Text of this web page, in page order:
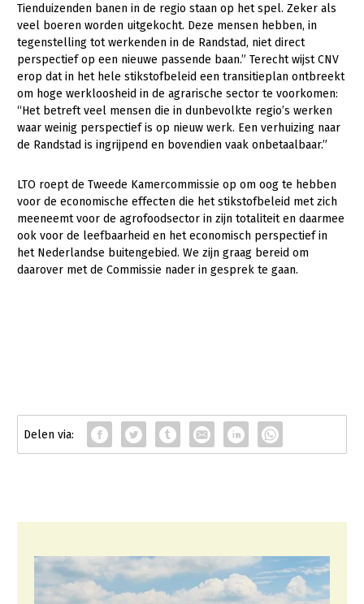
Schapenhouderij
Varkenshouderij
Vleesveehouderij
Plant
Akkerbouw
Bollenteelt
Bomen, vaste planten en zomerbloemen
Fruitteelt
Vrouw en Bedrijf
Nieuws
LTO Nederland
Mensen
Tienduizenden banen in de regio staan op het spel. Zeker als
veel boeren worden uitgekocht. Deze mensen hebben, in
tegenstelling tot werkenden in de Randstad, niet direct
perspectief op een nieuwe passende baan.” Terecht wijst CNV
erop dat in het hele stikstofbeleid een transitieplan ontbreekt
om hoge werkloosheid in de agrarische sector te voorkomen:
“Het betreft veel mensen die in dunbevolkte regio’s werken
waar weinig perspectief is op nieuw werk. Een verhuizing naar
de Randstad is ingrijpend en bovendien vaak onbetaalbaar.”
LTO roept de Tweede Kamercommissie op om oog te hebben
voor de economische effecten die het stikstofbeleid met zich
meeneemt voor de agrofoodsector in zijn totaliteit en daarmee
ook voor de leefbaarheid en het economisch perspectief in
het Nederlandse buitengebied. We zijn graag bereid om
daarover met de Commissie nader in gesprek te gaan.